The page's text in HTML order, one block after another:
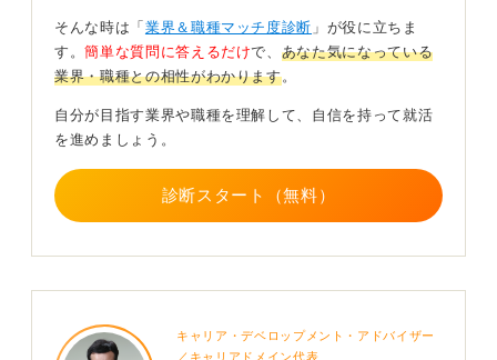
受けられます。
ポジティブな「7K」も存在する
ちなみに一部の業界では別の「前向きな7K」というのも
存在します。
それは、「希望」「期待」「感謝」「感動」「感激」
お分かりいただけるはずです。
職場の良し悪しは、レッテルではなく自分の価値観
そんな時は「 業界＆職種マッチ度診断 」が役に立ちま
す。簡単な質問に答えるだけで、 あなた気になっている
業界・職種との相性がわかります。
自分が目指す業界や職種を理解して、自信を持って就活
を進めましょう。
診断スタート（無料）
キャリア・デベロップメント・アドバイザー
／キャリアドメイン代表